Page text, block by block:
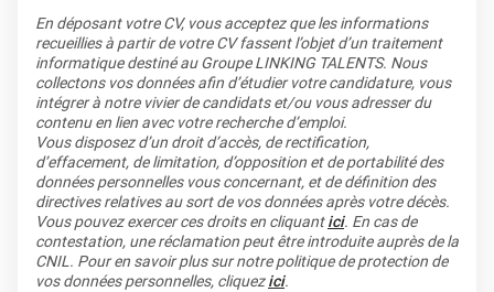
En déposant votre CV, vous acceptez que les informations
recueillies à partir de votre CV fassent l’objet d’un traitement
informatique destiné au Groupe LINKING TALENTS. Nous
collectons vos données afin d’étudier votre candidature, vous
intégrer à notre vivier de candidats et/ou vous adresser du
contenu en lien avec votre recherche d’emploi.
Vous disposez d’un droit d’accès, de rectification,
d’effacement, de limitation, d’opposition et de portabilité des
données personnelles vous concernant, et de définition des
directives relatives au sort de vos données après votre décès.
Vous pouvez exercer ces droits en cliquantici. En cas de
contestation, une réclamation peut être introduite auprès de la
CNIL. Pour en savoir plus sur notre politique de protection de
vos données personnelles, cliquezici.